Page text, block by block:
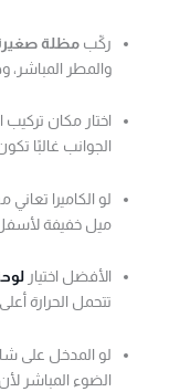
ركّب مظلة
والمطر
اختار مكان
الجوانب غالبًا
لو الكاميرا
ميل خفيفة
الأفضل اختيار
تتحمل الحرارة
لو المدخل على
الضوء المباشر